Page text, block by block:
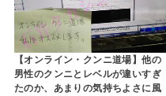
【オンライン・クンニ道場】他の
男性のクンニとレベルが違いすぎ
たのか、あまりの気持ちよさに風